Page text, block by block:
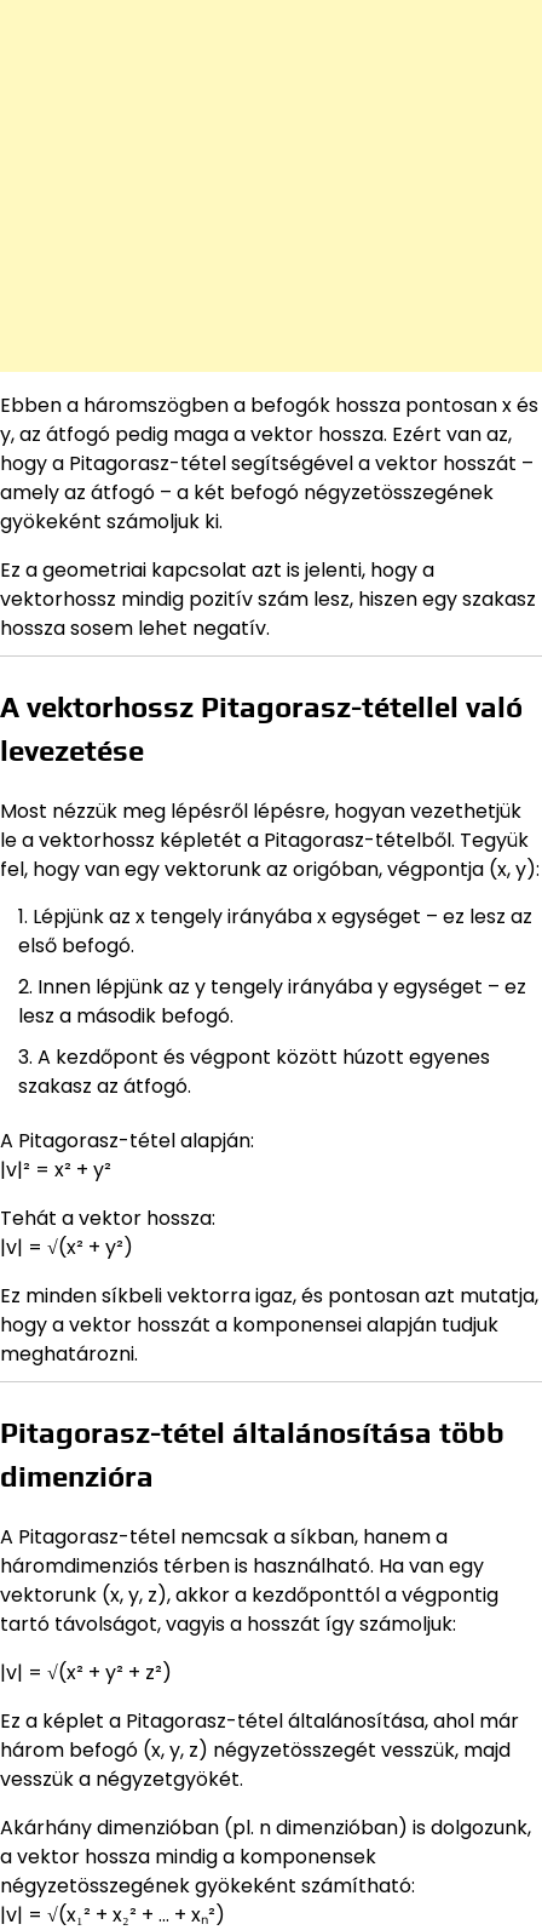
Ebben a háromszögben a befogók hossza pontosan x és
y, az átfogó pedig maga a vektor hossza. Ezért van az,
hogy a Pitagorasz-tétel segítségével a vektor hosszát –
amely az átfogó – a két befogó négyzetösszegének
gyökeként számoljuk ki.
Ez a geometriai kapcsolat azt is jelenti, hogy a
vektorhossz mindig pozitív szám lesz, hiszen egy szakasz
hossza sosem lehet negatív.
A vektorhossz Pitagorasz-tétellel való
levezetése
Most nézzük meg lépésről lépésre, hogyan vezethetjük
le a vektorhossz képletét a Pitagorasz-tételből. Tegyük
fel, hogy van egy vektorunk az origóban, végpontja (x, y):
Lépjünk az x tengely irányába x egységet – ez lesz az
első befogó.
Innen lépjünk az y tengely irányába y egységet – ez
lesz a második befogó.
A kezdőpont és végpont között húzott egyenes
szakasz az átfogó.
A Pitagorasz-tétel alapján:
|v|² = x² + y²
Tehát a vektor hossza:
|v| = √(x² + y²)
Ez minden síkbeli vektorra igaz, és pontosan azt mutatja,
hogy a vektor hosszát a komponensei alapján tudjuk
meghatározni.
Pitagorasz-tétel általánosítása több
dimenzióra
A Pitagorasz-tétel nemcsak a síkban, hanem a
háromdimenziós térben is használható. Ha van egy
vektorunk (x, y, z), akkor a kezdőponttól a végpontig
tartó távolságot, vagyis a hosszát így számoljuk:
|v| = √(x² + y² + z²)
Ez a képlet a Pitagorasz-tétel általánosítása, ahol már
három befogó (x, y, z) négyzetösszegét vesszük, majd
vesszük a négyzetgyökét.
Akárhány dimenzióban (pl. n dimenzióban) is dolgozunk,
a vektor hossza mindig a komponensek
négyzetösszegének gyökeként számítható:
|v| = √(x₁² + x₂² + … + xₙ²)